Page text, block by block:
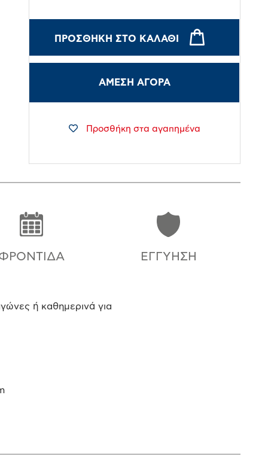
ΠΡΟΣΘΉΚΗ ΣΤΟ ΚΑΛΆΘΙ
ΑΜΕΣΗ ΑΓΟΡΑ
Προσθήκη στα αγαπημένα
ΕΓΓΎΗΣΗ
ή καθημερινά για